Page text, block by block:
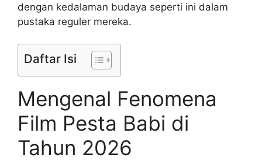
dengan kedalaman budaya seperti ini dalam
pustaka reguler mereka.
Daftar Isi
Mengenal Fenomena
Film Pesta Babi di
Tahun 2026